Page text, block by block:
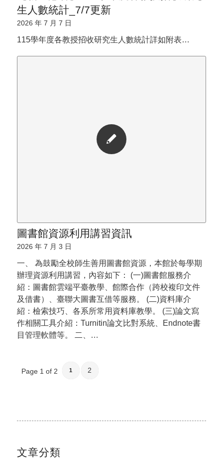
生人數統計_7/7更新
2026 年 7 月 7 日
115學年度各教授招收研究生人數統計詳如附表…
圖書館資源利用講習資訊
2026 年 7 月 3 日
一、 為鼓勵全校師生善用圖書館資源，本館於每學期
辦理資源利用講習，內容如下： (一)圖書館服務介
紹：圖書館雲端平臺教學、館際合作（跨校複印文件
及借書）、臺聯大圖書互借等服務。 (二)資料庫介
紹：檢索技巧、各系所常用資料庫教學。 (三)論文寫
作相關工具介紹：Turnitin論文比對系統、Endnote書
目管理軟體等。 二、…
Page 1 of 2 1 2
文章分類